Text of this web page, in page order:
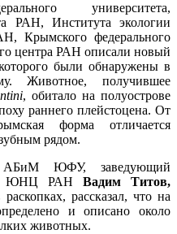
университета,
РАН, Института экологии
Крымского федерального
центра РАН описали новый
были обнаружены в
Животное, получившее
, обитало на полуострове
раннего плейстоцена. От
форма отличается
рядом.
АБиМ ЮФУ, заведующий
ЮНЦ РАН Вадим Титов,
рассказал, что на
и описано около
животных.